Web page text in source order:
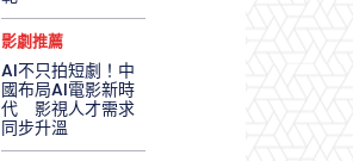
影劇推薦
AI不只拍短劇！中
國布局AI電影新時
代 影視人才需求
同步升溫